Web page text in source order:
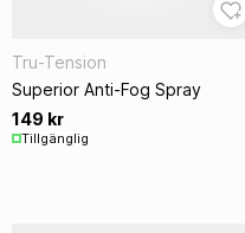
Tru-Tension
Superior Anti-Fog Spray
149 kr
Tillgänglig